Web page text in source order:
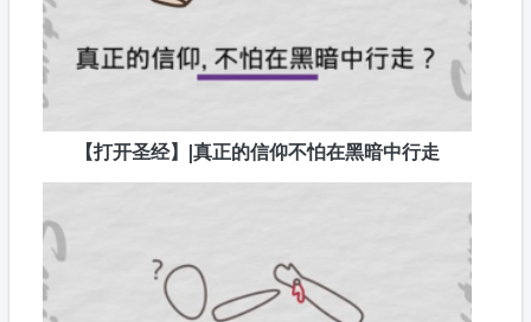
【打开圣经】|真正的信仰不怕在黑暗中行走